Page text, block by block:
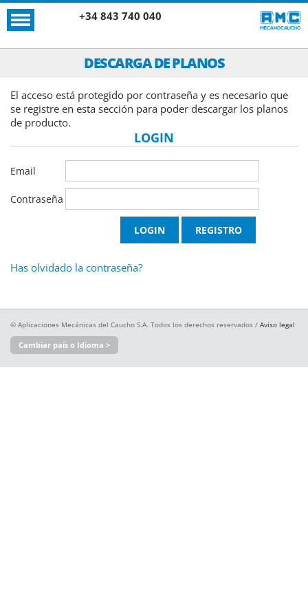
+34 843 740 040
DESCARGA DE PLANOS
El acceso está protegido por contraseña y es necesario que
se registre en esta sección para poder descargar los planos
de producto.
LOGIN
Email
Contraseña
Has olvidado la contraseña?
© Aplicaciones Mecánicas del Caucho S.A. Todos los derechos reservados / Aviso legal
Cambiar país o Idioma >